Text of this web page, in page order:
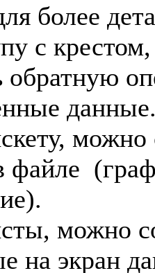
более
с
можно
файле
можно
на экран